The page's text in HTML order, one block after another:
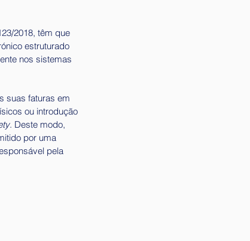
2018, têm que
estruturado
nos sistemas
suas faturas em
ou introdução
. Deste modo,
por uma
pela